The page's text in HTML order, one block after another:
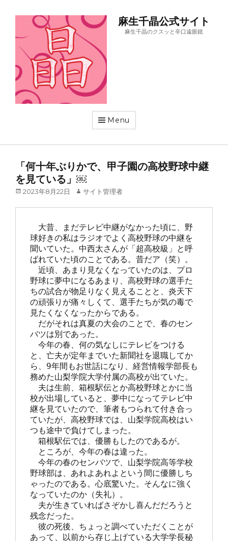
麻生千晶公式サイト
麻生千晶のクスッと辛口遠眼鏡
Menu
「何十年ぶりかで、甲子園の高校野球中継
を見ている」￼
Posted
2023年8月22日 Author
サイト管理者
大昔、まだテレビ中継がなかった頃に、野
球好きの私はラジオでよく高校野球の中継を
聞いていた。中西太さんが「超高校級」と呼
ばれていた頃のことである。昔だア（笑）。
近頃、あまり見なくなっていたのは、プロ
野球に夢中になるあまり、高校野球の選手た
ちの試合が物足りなく見えることと、炎天下
の頑張りが痛々しくて、選手たちが気の毒で
見たくなくなったからである。
だがそれは真夏の大会のことで、春のセン
バツは別であった。
今年の春、何の気なしにテレビをつける
と、亡夫が定年までいた新聞社を退職してか
ら、9年間もお世話になり、経営情報学部長も
務めた山梨学院大学付属の高校が出ていた。
夫は生前、箱根駅伝とか高校野球とかに当
校が出場していると、夢中になってテレビ中
継を見ていたので、筆者もつられて付き合っ
ていたが、高校野球では、山梨学院高校はい
つも途中で負けてしまった。
箱根駅伝では、優勝もしたのであるが。
ところが、今年の春は違った。
今年の春のセンバツで、山梨学院高等学校
野球部は、あれよあれよという間に優勝しち
ゃったのである。心底驚いた。そんなに強く
なっていたのか（失礼）。
夫が生きていればさぞかし喜んだだろうと
残念だった。
彼の死後、ちょっと調べていただくことが
あって、以前から存じ上げている大学学長秘